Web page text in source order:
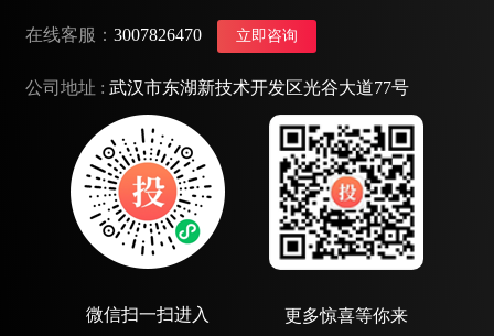
在线客服： 3007826470 立即咨询
公司地址 : 武汉市东湖新技术开发区光谷大道77号
微信扫一扫进入
更多惊喜等你来